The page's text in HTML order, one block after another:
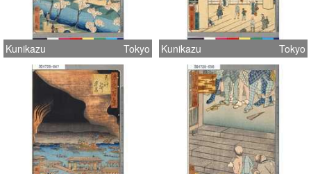
Kunikazu Tokyo Kunikazu Tokyo